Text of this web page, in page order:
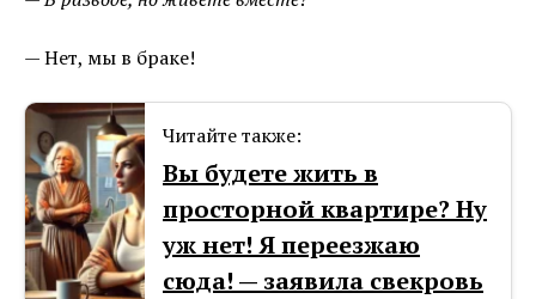
— Нет, мы в браке!
Читайте также:
Вы будете жить в
просторной квартире? Ну
уж нет! Я переезжаю
сюда! — заявила свекровь